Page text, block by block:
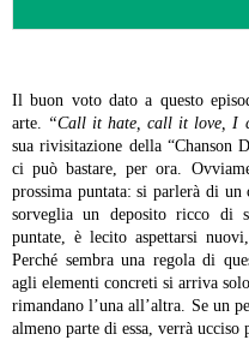
Il buon voto dato a questo
arte. “Call it hate, call it love, I
sua rivisitazione della “Chanson
ci può bastare, per ora.
prossima puntata: si parlerà di un
sorveglia un deposito ricco di
puntate, è lecito aspettarsi
Perché sembra una regola di
agli elementi concreti si arriva
rimandano l’una all’altra. Se un
almeno parte di essa, verrà ucciso